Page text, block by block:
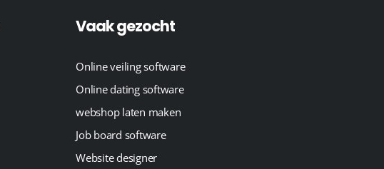
Vaak gezocht
Online veiling software
Online dating software
webshop laten maken
Job board software
Website designer